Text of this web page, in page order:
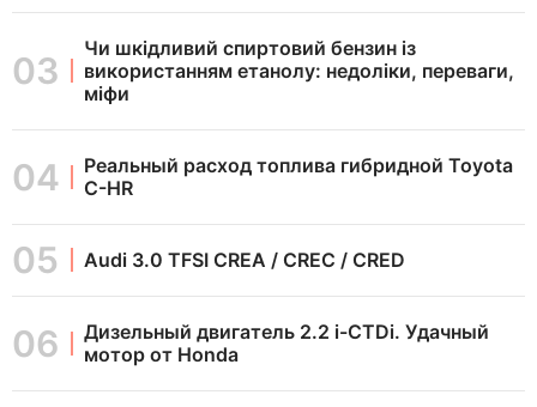
Чи шкідливий спиртовий бензин із
використанням етанолу: недоліки, переваги,
міфи
Реальный расход топлива гибридной Toyota
C-HR
Audi 3.0 TFSI CREA / CREC / CRED
Дизельный двигатель 2.2 i-CTDi. Удачный
мотор от Honda